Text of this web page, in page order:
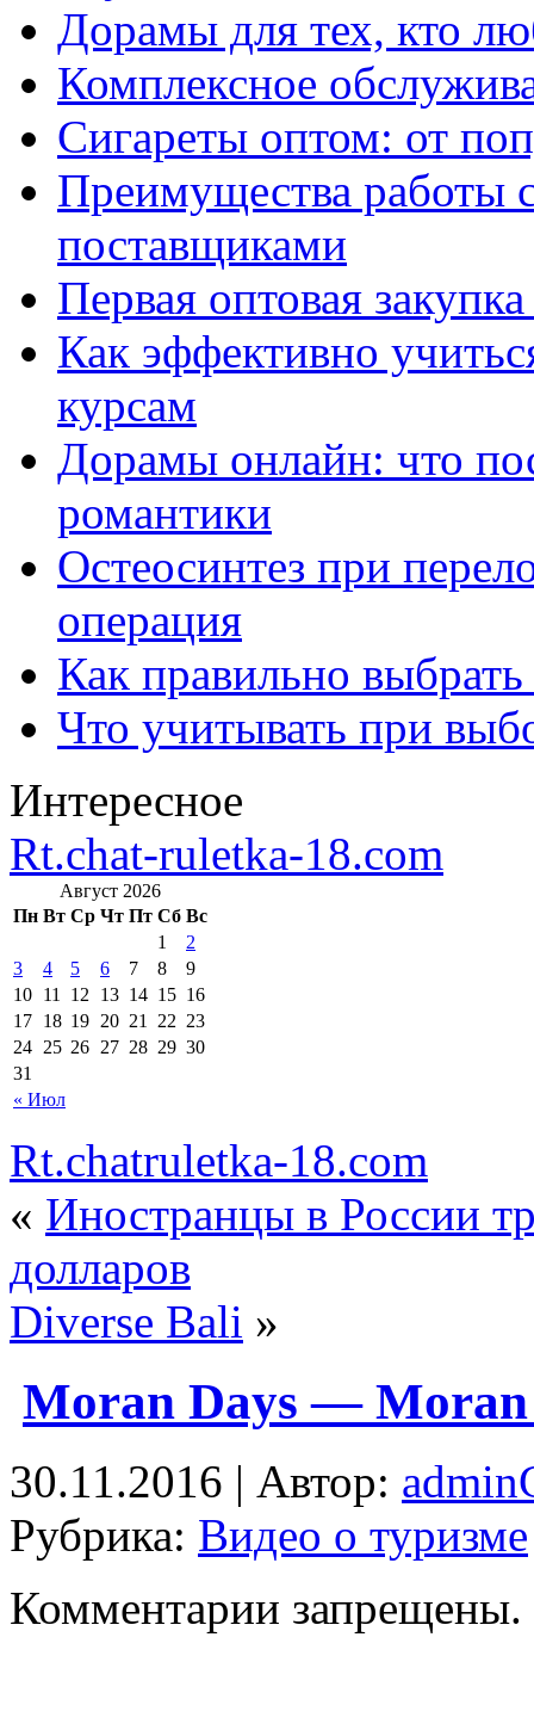
Дорамы для тех, кто
Комплексное
Сигареты оптом: от
Преимущества работы
поставщиками
Первая оптовая
Как эффективно
курсам
Дорамы онлайн: что
романтики
Остеосинтез при
операция
Как правильно
Что учитывать при
Интересное
Rt.chat-ruletka-18.com
Август 2026
Пн Вт Ср Чт Пт Сб Вс
« Июл
1
2
3
4 5 6 7 8
9
10 11 12 13 14 15 16
17 18 19 20 21 22 23
24 25 26 27 28 29 30
31
Rt.chatruletka-18.com
« Иностранцы в России
долларов
Diverse Bali »
Moran Days — Moran
30.11.2016 | Автор:
Рубрика: Видео о туризме
Комментарии запрещены.